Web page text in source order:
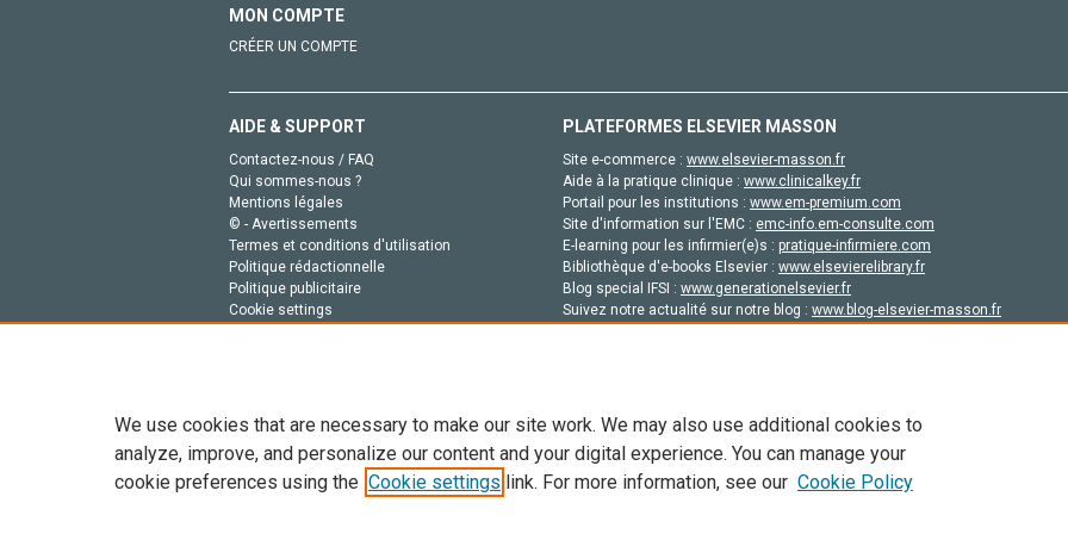
MON COMPTE
CRÉER UN COMPTE
AIDE & SUPPORT
Contactez-nous / FAQ
Qui sommes-nous ?
Mentions légales
© - Avertissements
Termes et conditions d'utilisation
Politique rédactionnelle
Politique publicitaire
Cookie settings
PLATEFORMES ELSEVIER MASSON
Site e-commerce : www.elsevier-masson.fr
Aide à la pratique clinique : www.clinicalkey.fr
Portail pour les institutions : www.em-premium.com
Site d'information sur l'EMC : emc-info.em-consulte.com
E-learning pour les infirmier(e)s : pratique-infirmiere.com
Bibliothèque d'e-books Elsevier : www.elsevierelibrary.fr
Blog special IFSI : www.generationelsevier.fr
Suivez notre actualité sur notre blog : www.blog-elsevier-masson.fr
Tout le contenu de ce site: Copyright © 2026 Elsevier, ses concédants de licence et ses contributeurs. Tout les droits sont réservés,
de données, a la formation en IA et aux technologies similaires. Pour tout contenu en libre accès, les conditions de licence
We use cookies that are necessary to make our site work. We may also use additional cookies to
analyze, improve, and personalize our content and your digital experience. You can manage your
cookie preferences using the Cookie settings link. For more information, see our Cookie Policy